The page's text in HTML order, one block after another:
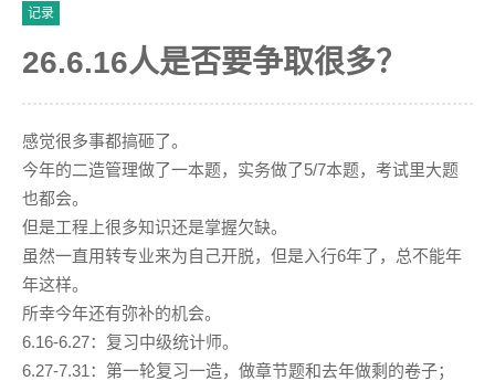
记录
26.6.16人是否要争取很多？
感觉很多事都搞砸了。
今年的二造管理做了一本题，实务做了5/7本题，考试里大题
也都会。
但是工程上很多知识还是掌握欠缺。
虽然一直用转专业来为自己开脱，但是入行6年了，总不能年
年这样。
所幸今年还有弥补的机会。
6.16-6.27：复习中级统计师。
6.27-7.31：第一轮复习一造，做章节题和去年做剩的卷子；